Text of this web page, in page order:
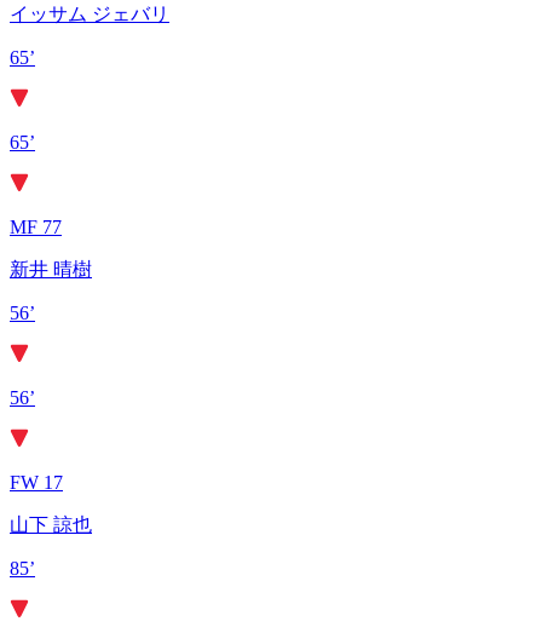
イッサム ジェバリ
65’
65’
MF 77
新井 晴樹
56’
56’
FW 17
山下 諒也
85’